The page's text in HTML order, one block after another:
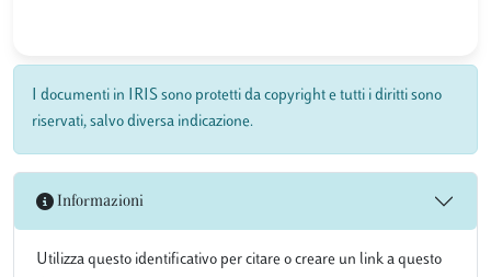
I documenti in IRIS sono protetti da copyright e tutti i diritti sono
riservati, salvo diversa indicazione.
Informazioni
Utilizza questo identificativo per citare o creare un link a questo